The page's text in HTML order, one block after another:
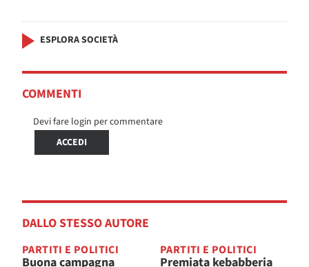
ESPLORA SOCIETÀ
COMMENTI
Devi fare login per commentare
ACCEDI
DALLO STESSO AUTORE
PARTITI E POLITICI
Buona campagna
PARTITI E POLITICI
Premiata kebabberia